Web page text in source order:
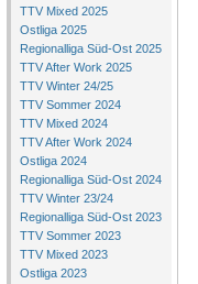
TTV Mixed 2025
Ostliga 2025
Regionalliga Süd-Ost 2025
TTV After Work 2025
TTV Winter 24/25
TTV Sommer 2024
TTV Mixed 2024
TTV After Work 2024
Ostliga 2024
Regionalliga Süd-Ost 2024
TTV Winter 23/24
Regionalliga Süd-Ost 2023
TTV Sommer 2023
TTV Mixed 2023
Ostliga 2023